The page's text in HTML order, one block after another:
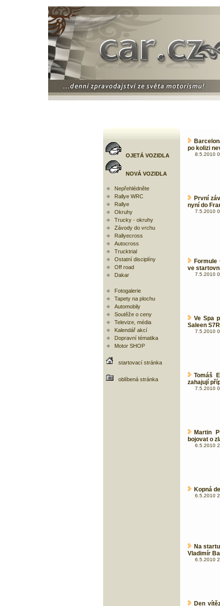
OJETÁ VOZIDLA
NOVÁ VOZIDLA
Nepřehlédněte
Rallye WRC
Rallye
Okruhy
Trucky - okruhy
Závody do vrchu
Rallyecross
Autocross
Trucktrial
Ostatní disciplíny
Off road
Dakar
Fotogalerie
Tapety na plochu
Automobily
Soutěže o ceny
Televize, média
Kalendář akcí
Dopravní tématika
Motor SHOP
startovací stránka
oblíbená stránka
po kolizi
8.5.2010
První
nyní do
7.5.2010
Formule
ve
7.5.2010
Ve Spa
Saleen S7R
7.5.2010
Tomáš
zahajují
7.5.2010
Martin
bojovat o
6.5.2010
Kopná
6.5.2010
Na
Vladimír
6.5.2010
Den